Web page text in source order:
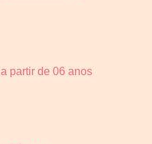
a partir de 06 anos